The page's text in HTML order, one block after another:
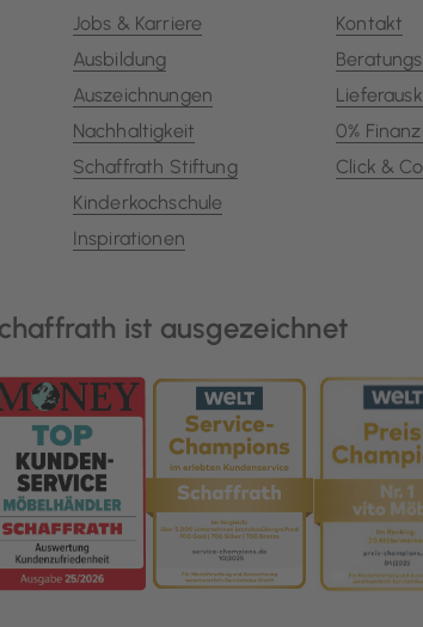
Jobs & Karriere
Ausbildung
Auszeichnungen
Nachhaltigkeit
Schaffrath Stiftung
Kinderkochschule
Inspirationen
Kontakt
0%
Click &
ist ausgezeichnet